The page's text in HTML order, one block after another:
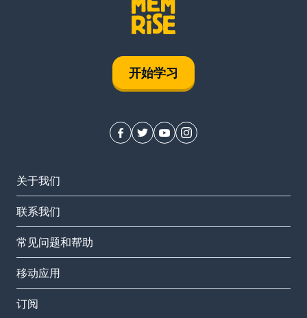
开始学习
关于我们
联系我们
常见问题和帮助
移动应用
订阅